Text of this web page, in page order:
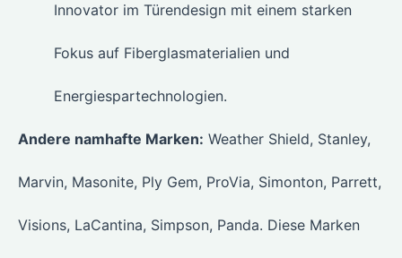
Innovator im Türendesign mit einem starken
Fokus auf Fiberglasmaterialien und
Energiespartechnologien.
Andere namhafte Marken: Weather Shield, Stanley,
Marvin, Masonite, Ply Gem, ProVia, Simonton, Parrett,
Visions, LaCantina, Simpson, Panda. Diese Marken